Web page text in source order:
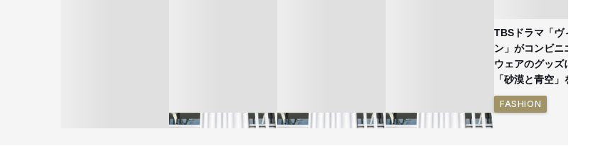
TBSドラマ「ヴィヴ
ン」がコンビニエン
ウェアのグッズに
「砂漠と青空」を表
FASHION